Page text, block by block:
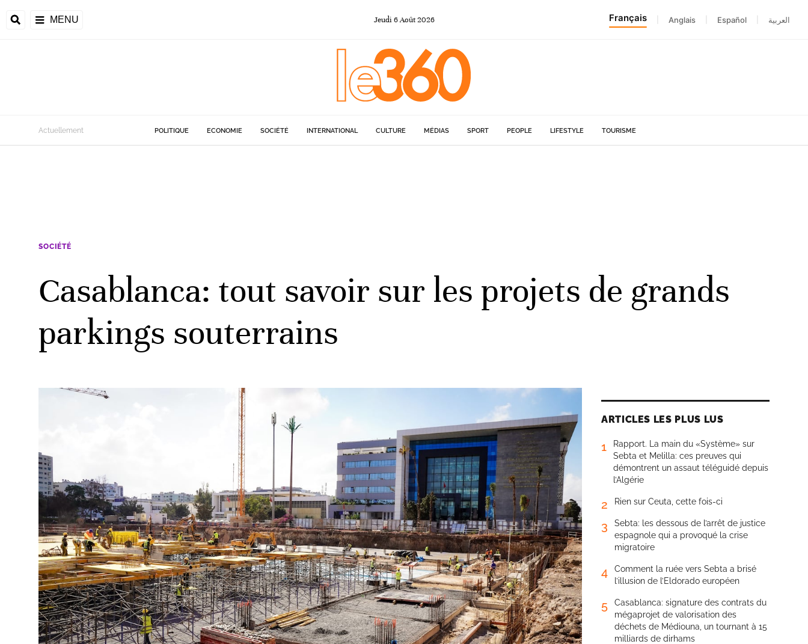
MENU Jeudi 6Août 2026 Français Anglais Español العربية
Actuellement POLITIQUE ECONOMIE SOCIÉTÉ INTERNATIONAL CULTURE MÉDIAS SPORT PEOPLE LIFESTYLE TOURISME
SOCIÉTÉ
Casablanca: tout savoir sur les projets de grands
parkings souterrains
ARTICLES LES PLUS LUS
1
Rapport. La main du «Système» sur
Sebta et Melilla: ces preuves qui
démontrent un assaut téléguidé depuis
l’Algérie
2 Rien sur Ceuta, cette fois-ci
3
Sebta: les dessous de l’arrêt de justice
espagnole qui a provoqué la crise
migratoire
4
Comment la ruée vers Sebta a brisé
l’illusion de l’Eldorado européen
5
Casablanca: signature des contrats du
mégaprojet de valorisation des
déchets de Médiouna, un tournant à 15
milliards de dirhams